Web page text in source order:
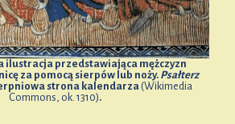
ilustracja przedstawiająca mężczyzn
za pomocą sierpów lub noży. Psałterz
strona kalendarza(Wikimedia
Commons, ok. 1310).